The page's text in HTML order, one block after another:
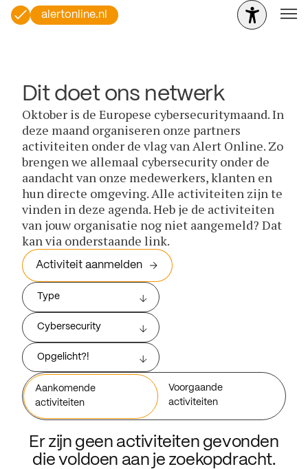
alertonline.nl
Dit doet ons netwerk
Oktober is de Europese cybersecuritymaand. In
deze maand organiseren onze partners
activiteiten onder de vlag van Alert Online. Zo
brengen we allemaal cybersecurity onder de
aandacht van onze medewerkers, klanten en
hun directe omgeving. Alle activiteiten zijn te
vinden in deze agenda. Heb je de activiteiten
van jouw organisatie nog niet aangemeld? Dat
kan via onderstaande link.
Activiteit aanmelden
Type
Cybersecurity
Opgelicht?!
Aankomende
activiteiten
Voorgaande
activiteiten
Er zijn geen activiteiten gevonden
die voldoen aan je zoekopdracht.